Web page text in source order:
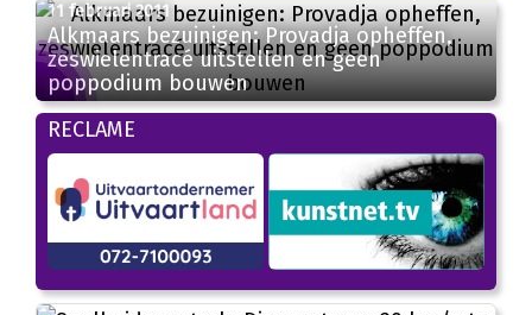
11 februari 2011
Alkmaars bezuinigen: Provadja opheffen,
zeswielentracé uitstellen en geen
poppodium bouwen
RECLAME